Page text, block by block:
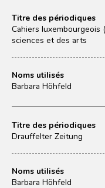
Titre des périodiques
Cahiers luxembourgeois
sciences et des arts
Noms utilisés
Barbara Höhfeld
Titre des périodiques
Drauffelter Zeitung
Noms utilisés
Barbara Höhfeld